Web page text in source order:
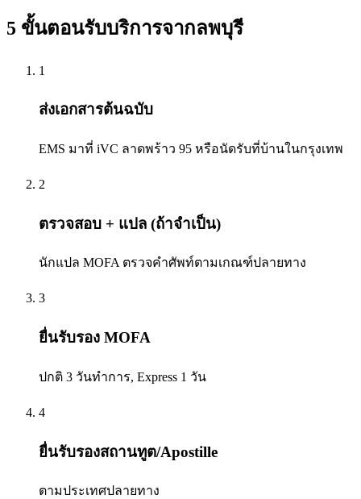
5 ขั้นตอนรับบริการจากลพบุรี
1
ส่งเอกสารต้นฉบับ
EMS มาที่ iVC ลาดพร้าว 95 หรือนัดรับที่บ้านในกรุงเทพ
2
ตรวจสอบ + แปล (ถ้าจำเป็น)
นักแปล MOFA ตรวจคำศัพท์ตามเกณฑ์ปลายทาง
3
ยื่นรับรอง MOFA
ปกติ 3 วันทำการ, Express 1 วัน
4
ยื่นรับรองสถานทูต/Apostille
ตามประเทศปลายทาง